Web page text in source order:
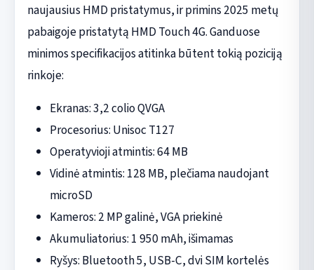
naujausius HMD pristatymus, ir primins 2025 metų
pabaigoje pristatytą HMD Touch 4G. Ganduose
minimos specifikacijos atitinka būtent tokią poziciją
rinkoje:
Ekranas: 3,2 colio QVGA
Procesorius: Unisoc T127
Operatyvioji atmintis: 64 MB
Vidinė atmintis: 128 MB, plečiama naudojant
microSD
Kameros: 2 MP galinė, VGA priekinė
Akumuliatorius: 1 950 mAh, išimamas
Ryšys: Bluetooth 5, USB-C, dvi SIM kortelės